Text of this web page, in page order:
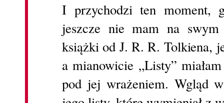
I przychodzi ten moment,
jeszcze nie mam na
książki od J. R. R. Tolkiena,
a mianowicie „Listy”
pod jej wrażeniem. Wgląd